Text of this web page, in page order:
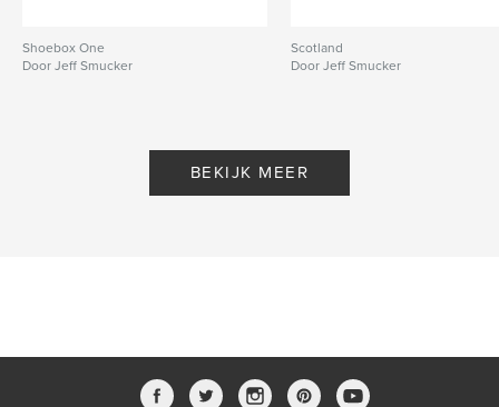
Shoebox One
Door Jeff Smucker
Scotland
Door Jeff Smucker
BEKIJK MEER